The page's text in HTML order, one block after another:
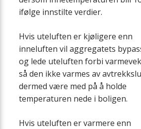
ifølge innstilte verdier.
Hvis uteluften er kjøligere enn
inneluften vil aggregatets
og lede uteluften forbi
så den ikke varmes av
dermed være med på å holde
temperaturen nede i boligen.
Hvis uteluften er varmere enn